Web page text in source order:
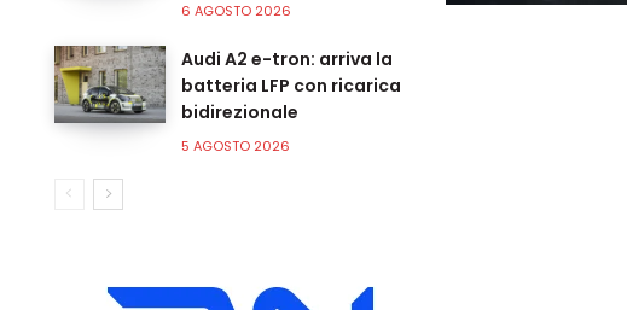
6 AGOSTO 2026
Audi A2 e-tron: arriva la
batteria LFP con ricarica
bidirezionale
5 AGOSTO 2026